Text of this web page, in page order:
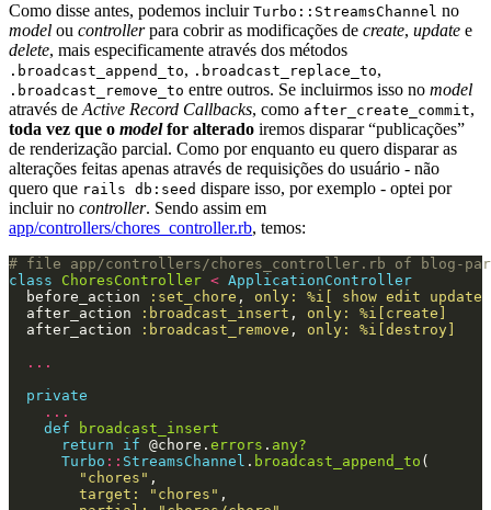
Como disse antes, podemos incluir Turbo::StreamsChannel no
model ou controllerpara cobrir as modificações de create, update e
delete, mais especificamente através dos métodos
.broadcast_append_to, .broadcast_replace_to,
.broadcast_remove_to entre outros. Se incluirmos isso no model
através de Active Record Callbacks, como after_create_commit,
toda vez que o modelfor alterado iremos disparar “publicações”
de renderização parcial. Como por enquanto eu quero disparar as
alterações feitas apenas através de requisições do usuário - não
quero que rails db:seed dispare isso, por exemplo - optei por
incluir no controller. Sendo assim em
app/controllers/chores_controller.rb, temos:
# file app/controllers/chores_controller.rb of blog-
class
ChoresController < ApplicationController
before_action
:set_chore , only: %i[ show edit
after_action
:broadcast_insert , only: %i[create]
after_action
:broadcast_remove , only: %i[destroy]
...
private
...
def
broadcast_insert
return
if @chore . errors . any?
Turbo :: StreamsChannel . broadcast_append_to (
"chores" ,
target:
"chores" ,